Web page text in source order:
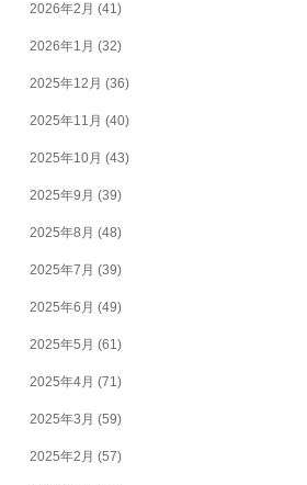
2026年2月 (41)
2026年1月 (32)
2025年12月 (36)
2025年11月 (40)
2025年10月 (43)
2025年9月 (39)
2025年8月 (48)
2025年7月 (39)
2025年6月 (49)
2025年5月 (61)
2025年4月 (71)
2025年3月 (59)
2025年2月 (57)